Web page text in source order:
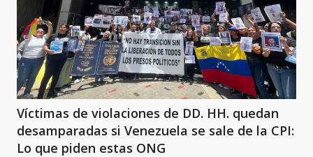
Víctimas de violaciones de DD. HH. quedan
desamparadas si Venezuela se sale de la CPI:
Lo que piden estas ONG